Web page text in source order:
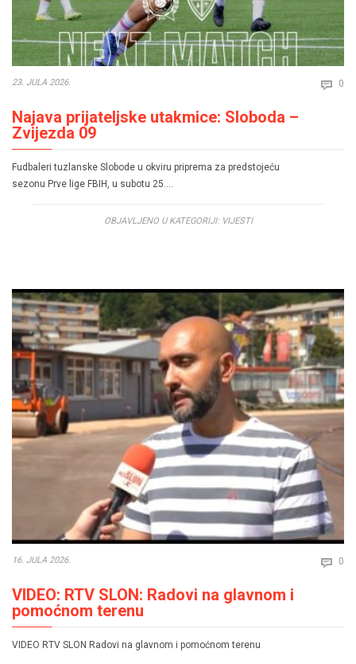
23. JULA 2026.  0
Najava prijateljske utakmice: Sloboda –
Zvijezda 09
Fudbaleri tuzlanske Slobode u okviru priprema za predstojeću
sezonu Prve lige FBIH, u subotu 25….
OBJAVLJENO U KATEGORIJI: VIJESTI
16. JULA 2026.  0
VIDEO: RTV SLON: Radovi na glavnom i
pomoćnom terenu
VIDEO RTV SLON Radovi na glavnom i pomoćnom terenu